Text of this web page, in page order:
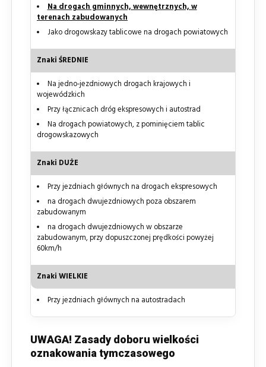
Na drogach gminnych, wewnętrznych, w
terenach zabudowanych
Jako drogowskazy tablicowe na drogach powiatowych
Znaki ŚREDNIE
Na jedno-jezdniowych drogach krajowych i
wojewódzkich
Przy łącznicach dróg ekspresowych i autostrad
Na drogach powiatowych, z pominięciem tablic
drogowskazowych
Znaki DUŻE
Przy jezdniach głównych na drogach ekspresowych
na drogach dwujezdniowych poza obszarem
zabudowanym
na drogach dwujezdniowych w obszarze
zabudowanym, przy dopuszczonej prędkości powyżej
60km/h
Znaki WIELKIE
Przy jezdniach głównych na autostradach
UWAGA! Zasady doboru wielkości
oznakowania tymczasowego